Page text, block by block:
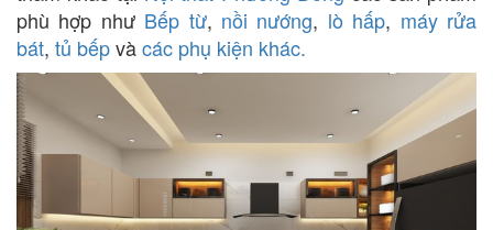
phù hợp như Bếp từ, nồi nướng, lò hấp, máy rửa
bát, tủ bếpvàcác phụ kiện khác.